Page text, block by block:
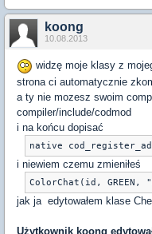
koong
10.08.2013
widzę moje klasy z
strona ci automatycznie
a ty nie mozesz swoim
compiler/include/codmod
i na końcu dopisać
native
i niewiem czemu
ColorChat(id, GREEN,
jak ja edytowałem klase
Użytkownik koong